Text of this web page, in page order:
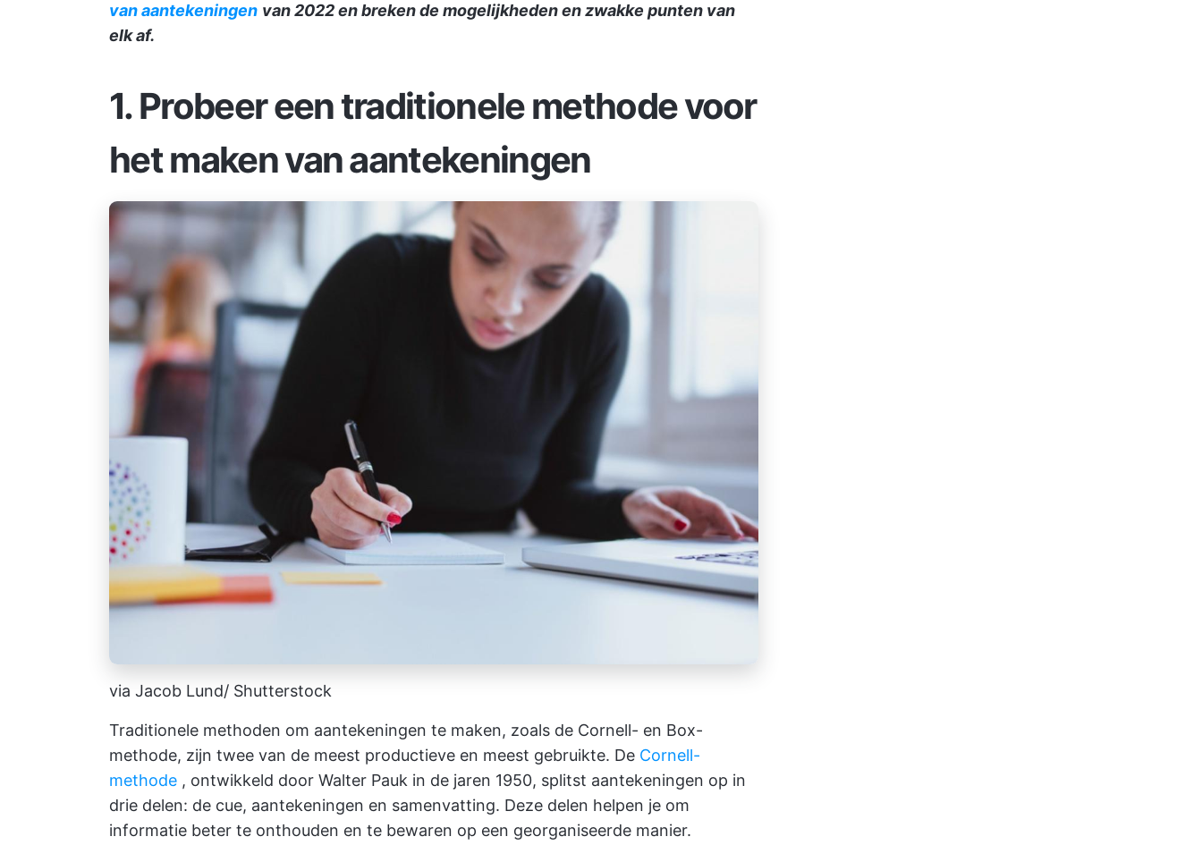
van aantekeningen van 2022 en breken de mogelijkheden en zwakke punten van
elk af.
1.Probeer een traditionelemethode voor
het maken van aantekeningen
via Jacob Lund/ Shutterstock
Traditionele methoden om aantekeningen te maken, zoals de Cornell- en Box-
methode, zijn twee van de meest productieve en meest gebruikte. De Cornell-
methode , ontwikkeld door Walter Pauk in de jaren 1950, splitst aantekeningen op in
drie delen: de cue, aantekeningen en samenvatting. Deze delen helpen je om
informatie beter te onthouden en te bewaren op een georganiseerde manier.